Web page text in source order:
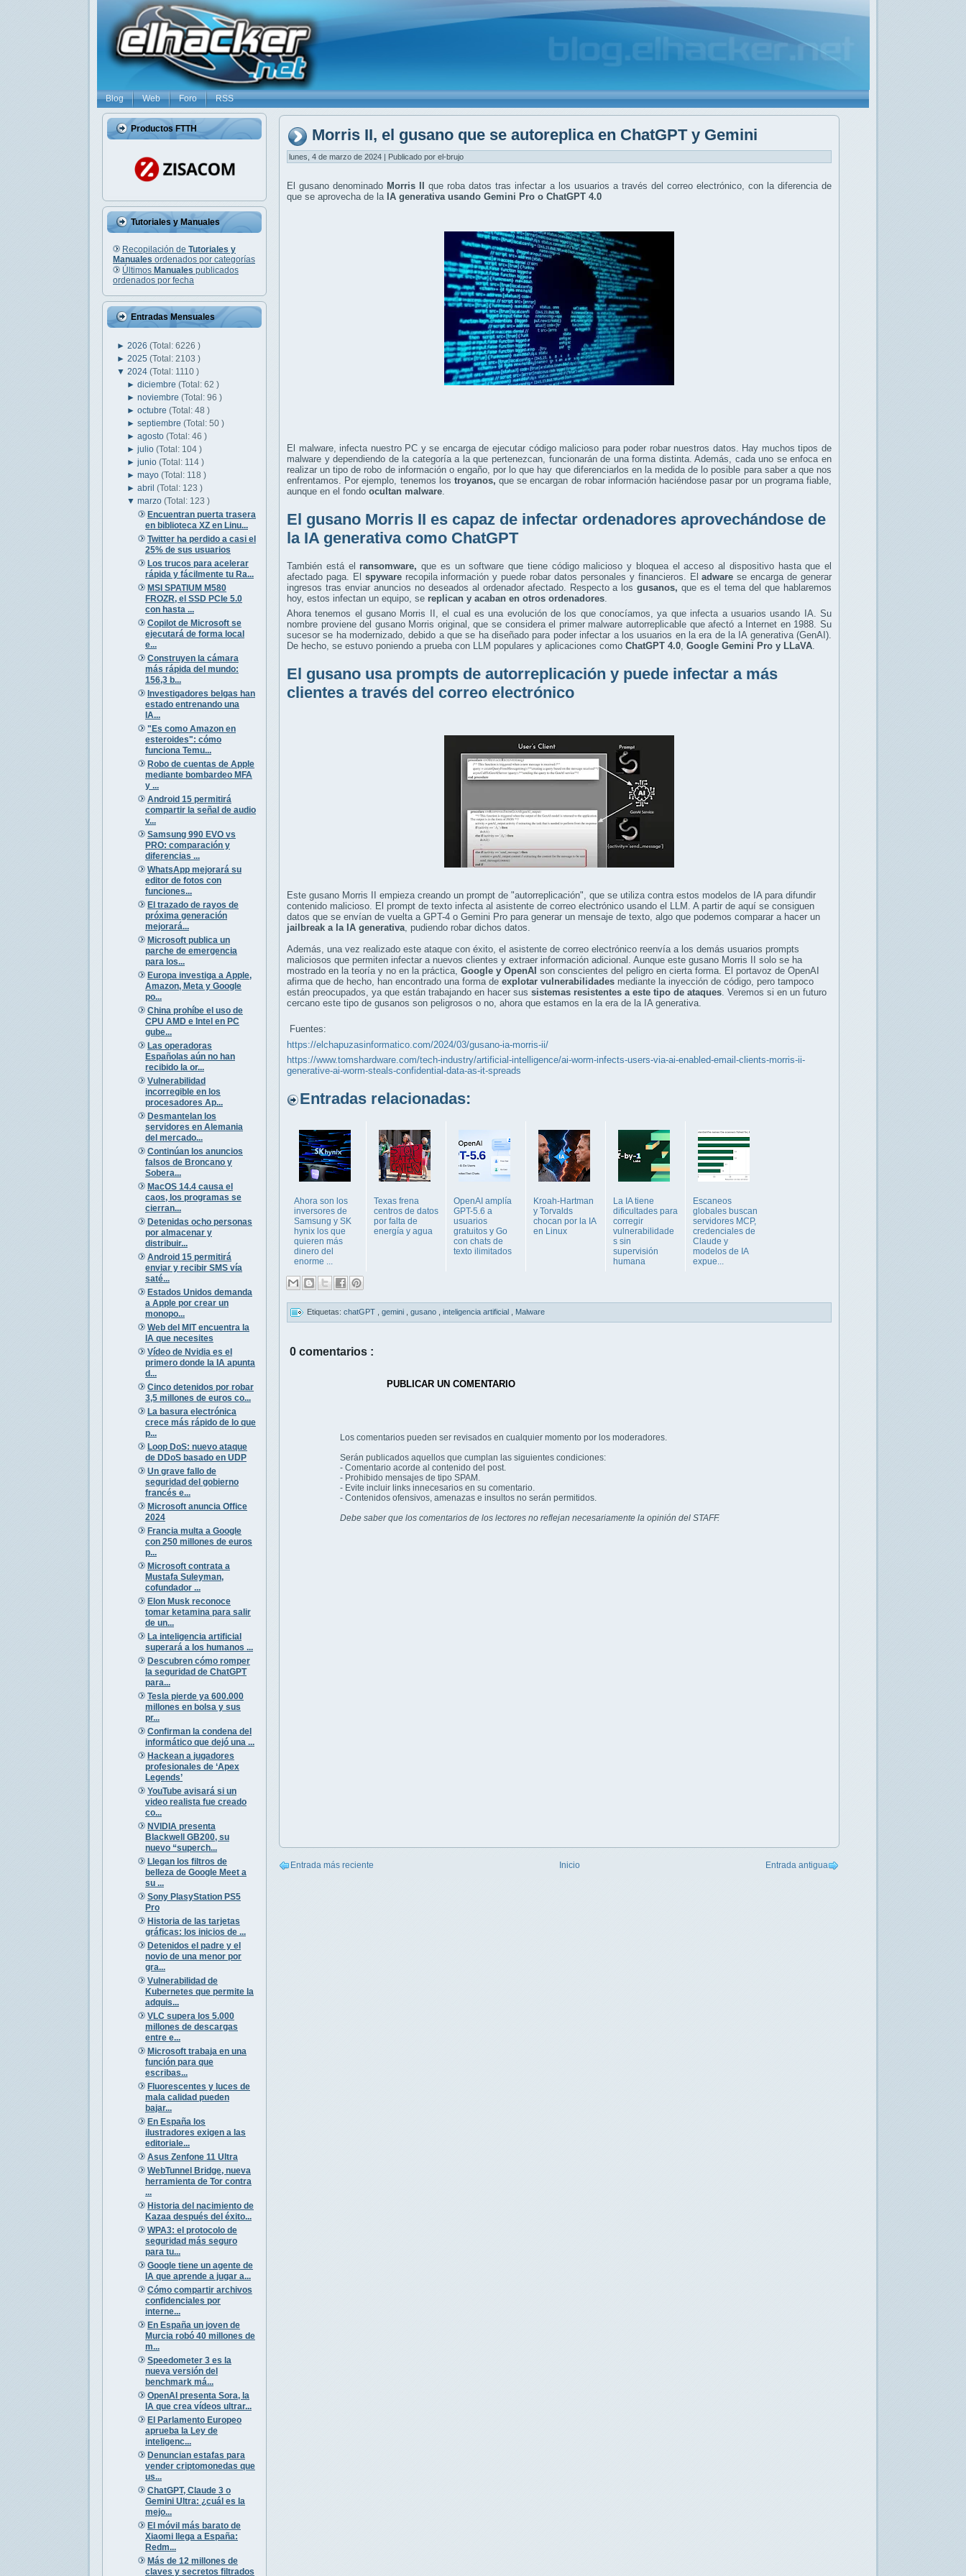
Blog Web Foro RSS
Productos FTTH
Tutoriales y Manuales
Recopilación de Tutoriales y
Manuales ordenados por categorías
Últimos Manuales publicados
ordenados por fecha
Entradas Mensuales
► 2026 (Total: 6226 )
► 2025 (Total: 2103 )
▼ 2024 (Total: 1110 )
►diciembre(Total: 62 )
►noviembre(Total: 96 )
►octubre(Total: 48 )
►septiembre(Total: 50 )
►agosto(Total: 46 )
►julio(Total: 104 )
►junio(Total: 114 )
►mayo(Total: 118 )
►abril(Total: 123 )
▼marzo(Total: 123 )
Encuentran puerta trasera
en biblioteca XZ en Linu...
Twitter ha perdido a casi el
25% de sus usuarios
Los trucos para acelerar
rápida y fácilmente tu Ra...
MSI SPATIUM M580
FROZR, el SSD PCIe 5.0
con hasta ...
Copilot de Microsoft se
ejecutará de forma local
e...
Construyen la cámara
más rápida del mundo:
156,3 b...
Investigadores belgas han
estado entrenando una
IA...
"Es como Amazon en
esteroides": cómo
funciona Temu...
Robo de cuentas de Apple
mediante bombardeo MFA
y ...
Android 15 permitirá
compartir la señal de audio
v...
Samsung 990 EVO vs
PRO: comparación y
diferencias ...
WhatsApp mejorará su
editor de fotos con
funciones...
El trazado de rayos de
próxima generación
mejorará...
Microsoft publica un
parche de emergencia
para los...
Europa investiga a Apple,
Amazon, Meta y Google
po...
China prohíbe el uso de
CPU AMD e Intel en PC
gube...
Las operadoras
Españolas aún no han
recibido la or...
Vulnerabilidad
incorregible en los
procesadores Ap...
Desmantelan los
servidores en Alemania
del mercado...
Continúan los anuncios
falsos de Broncano y
Sobera...
MacOS 14.4 causa el
caos, los programas se
cierran...
Detenidas ocho personas
por almacenar y
distribuir...
Android 15 permitirá
enviar y recibir SMS vía
saté...
Estados Unidos demanda
a Apple por crear un
monopo...
Web del MIT encuentra la
IA que necesites
Vídeo de Nvidia es el
primero donde la IA apunta
d...
Cinco detenidos por robar
3,5 millones de euros co...
La basura electrónica
crece más rápido de lo que
p...
Loop DoS: nuevo ataque
de DDoS basado en UDP
Un grave fallo de
seguridad del gobierno
francés e...
Microsoft anuncia Office
2024
Francia multa a Google
con 250 millones de euros
p...
Microsoft contrata a
Mustafa Suleyman,
cofundador ...
Elon Musk reconoce
tomar ketamina para salir
de un...
La inteligencia artificial
superará a los humanos ...
Descubren cómo romper
la seguridad de ChatGPT
para...
Tesla pierde ya 600.000
millones en bolsa y sus
pr...
Confirman la condena del
informático que dejó una ...
Hackean a jugadores
profesionales de ‘Apex
Legends’
YouTube avisará si un
video realista fue creado
co...
NVIDIA presenta
Blackwell GB200, su
nuevo “superch...
Llegan los filtros de
belleza de Google Meet a
su ...
Sony PlasyStation PS5
Pro
Historia de las tarjetas
gráficas: los inicios de ...
Detenidos el padre y el
novio de una menor por
gra...
Vulnerabilidad de
Kubernetes que permite la
adquis...
VLC supera los 5.000
millones de descargas
entre e...
Microsoft trabaja en una
función para que
escribas...
Fluorescentes y luces de
mala calidad pueden
bajar...
En España los
ilustradores exigen a las
editoriale...
Asus Zenfone 11 Ultra
WebTunnel Bridge, nueva
herramienta de Tor contra
...
Historia del nacimiento de
Kazaa después del éxito...
WPA3: el protocolo de
seguridad más seguro
para tu...
Google tiene un agente de
IA que aprende a jugar a...
Cómo compartir archivos
confidenciales por
interne...
En España un joven de
Murcia robó 40 millones de
m...
Speedometer 3 es la
nueva versión del
benchmark má...
OpenAI presenta Sora, la
IA que crea vídeos ultrar...
El Parlamento Europeo
aprueba la Ley de
inteligenc...
Denuncian estafas para
vender criptomonedas que
us...
ChatGPT, Claude 3 o
Gemini Ultra: ¿cuál es la
mejo...
El móvil más barato de
Xiaomi llega a España:
Redm...
Más de 12 millones de
claves y secretos filtrados
Morris II, el gusano que se autoreplica en ChatGPT y Gemini
lunes, 4 de marzo de 2024 | Publicado por el-brujo
El gusano denominado Morris II
que roba datos tras infectar a los usuarios a través del correo electrónico, con la diferencia de
que se aprovecha de la IA generativa usando Gemini Pro o ChatGPT 4.0
El malware, infecta nuestro PC y se encarga de ejecutar código malicioso para poder robar nuestros datos. Hay muchos tipos de
malware y dependiendo de la categoría a la que pertenezcan, funcionarán de una forma distinta. Además, cada uno se enfoca en
realizar un tipo de robo de información o engaño, por lo que hay que diferenciarlos en la medida de lo posible para saber a que nos
enfrentamos. Por ejemplo, tenemos los troyanos, que se encargan de robar información haciéndose pasar por un programa fiable,
aunque en el fondo ocultan malware.
El gusano Morris II es capaz de infectar ordenadores aprovechándose de
la IA generativa como ChatGPT
También está el ransomware, que es un software que tiene código malicioso y bloquea el acceso al dispositivo hasta que el
afectado paga. El spywarerecopila información y puede robar datos personales y financieros. Eladware se encarga de generar
ingresos tras enviar anuncios no deseados al ordenador afectado. Respecto a losgusanos, que es el tema del que hablaremos
hoy, estos infectan un equipo, se replican y acaban en otros ordenadores
Ahora tenemos el gusano Morris II, el cual es una evolución de los que conocíamos, ya que infecta a usuarios usando IA. Su
nombre proviene del gusano Morris original, que se considera el primer malware autorreplicable que afectó a Internet en 1988. Su
sucesor se ha modernizado, debido a que se ha diseñado para poder infectar a los usuarios en la era de la IA generativa (GenAI).
De hecho, se estuvo poniendo a prueba con LLM populares y aplicaciones como ChatGPT 4.0, Google Gemini Pro y LLaVA.
El gusano usa prompts de autorreplicación y puede infectar a más
clientes a través del correo electrónico
Este gusano Morris II empieza creando un prompt de "autorreplicación", que se utiliza contra estos modelos de IA para difundir
contenido malicioso. El prompt de texto infecta al asistente de correo electrónico usando el LLM. A partir de aquí se consiguen
datos que se envían de vuelta a GPT-4 o Gemini Pro para generar un mensaje de texto, algo que podemos comparar a hacer un
jailbreak a la IA generativa , pudiendo robar dichos datos.
Además, una vez realizado este ataque con éxito, el asistente de correo electrónico reenvía a los demás usuarios prompts
maliciosos que permiten infectar a nuevos clientes y extraer información adicional. Aunque este gusano Morris II solo se ha
mostrado en la teoría y no en la práctica, Google y OpenAI son conscientes del peligro en cierta forma. El portavoz de OpenAI
afirma que de hecho, han encontrado una forma de explotar vulnerabilidades mediante la inyección de código, pero tampoco
están preocupados, ya que están trabajando en hacer sus sistemas resistentes a este tipo de ataques . Veremos si en un futuro
cercano este tipo de gusanos son peligrosos o no, ahora que estamos en la era de la IA generativa.
Fuentes:
https://elchapuzasinformatico.com/2024/03/gusano-ia-morris-ii/
https://www.tomshardware.com/tech-industry/artificial-intelligence/ai-worm-infects-users-via-ai-enabled-email-clients-morris-ii-
generative-ai-worm-steals-confidential-data-as-it-spreads
Entradas relacionadas:
Ahora son los
inversores de
Samsung y SK
hynix los que
quieren más
dinero del
enorme ...
Texas frena
centros de datos
por falta de
energía y agua
OpenAI amplía
GPT-5.6 a
usuarios
gratuitos y Go
con chats de
texto ilimitados
Kroah-Hartman
y Torvalds
chocan por la IA
en Linux
La IA tiene
dificultades para
corregir
vulnerabilidade
s sin
supervisión
humana
Escaneos
globales buscan
servidores MCP,
credenciales de
Claude y
modelos de IA
expue...
Etiquetas: chatGPT gemini gusano inteligencia artificial Malware
0 comentarios :
PUBLICAR UN COMENTARIO
Los comentarios pueden ser revisados en cualquier momento por los moderadores.
Serán publicados aquellos que cumplan las siguientes condiciones:
- Comentario acorde al contenido del post.
- Prohibido mensajes de tipo SPAM.
- Evite incluir links innecesarios en su comentario.
- Contenidos ofensivos, amenazas e insultos no serán permitidos.
Debe saber que los comentarios de los lectores no reflejan necesariamente la opinión del STAFF.
Entrada más reciente Entrada antigua
Inicio